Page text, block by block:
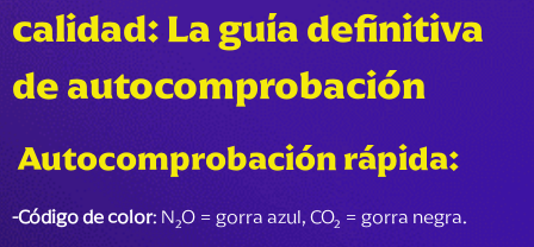
calidad: La guía definitiva
de autocomprobación
Autocomprobación rápida:
-Código de color: N₂O = gorra azul, CO₂ = gorra negra.